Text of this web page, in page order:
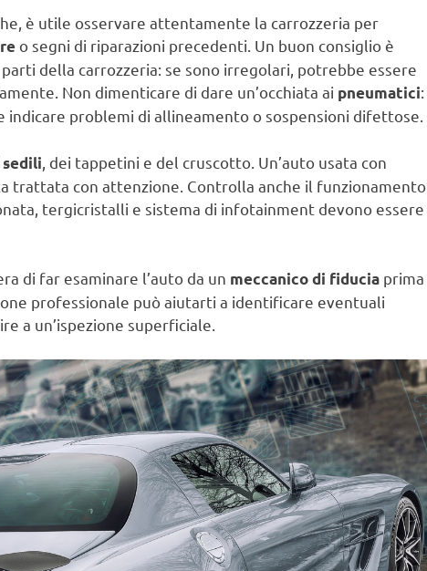
è utile osservare attentamente la carrozzeria per
o segni di riparazioni precedenti. Un buon consiglio è
della carrozzeria: se sono irregolari, potrebbe essere
Non dimenticare di dare un’occhiata ai pneumatici:
indicare problemi di allineamento o sospensioni difettose.
, dei tappetini e del cruscotto. Un’auto usata con
trattata con attenzione. Controlla anche il funzionamento
tergicristalli e sistema di infotainment devono essere
di far esaminare l’auto da un meccanico di fiducia prima
professionale può aiutarti a identificare eventuali
a un’ispezione superficiale.